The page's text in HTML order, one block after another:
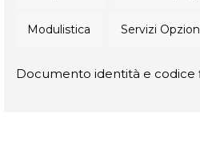
Modulistica Servizi
Marche da Bollo per € 19,92